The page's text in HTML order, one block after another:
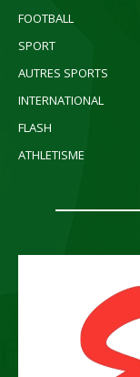
FOOTBALL
SPORT
AUTRES SPORTS
INTERNATIONAL
FLASH
ATHLETISME